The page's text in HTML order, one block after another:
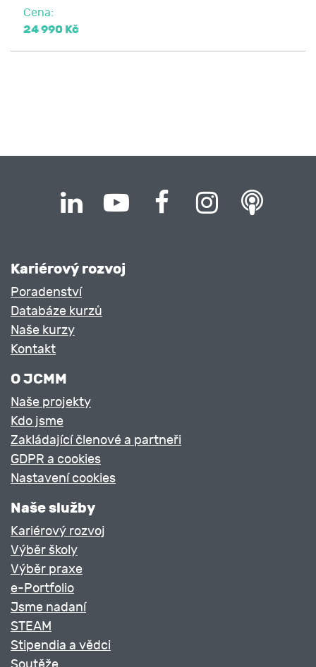
Cena:
24 990 Kč
Kariérový rozvoj
Poradenství
Databáze kurzů
Naše kurzy
Kontakt
O JCMM
Naše projekty
Kdo jsme
Zakládající členové a partneři
GDPR a cookies
Nastavení cookies
Naše služby
Kariérový rozvoj
Výběr školy
Výběr praxe
e-Portfolio
Jsme nadaní
STEAM
Stipendia a vědci